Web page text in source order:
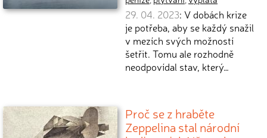
29. 04. 2023: V dobách krize
je potřeba, aby se každý snažil
v mezích svých možností
šetřit. Tomu ale rozhodně
neodpovídal stav, který…
Proč se z hraběte
Zeppelina stal národní